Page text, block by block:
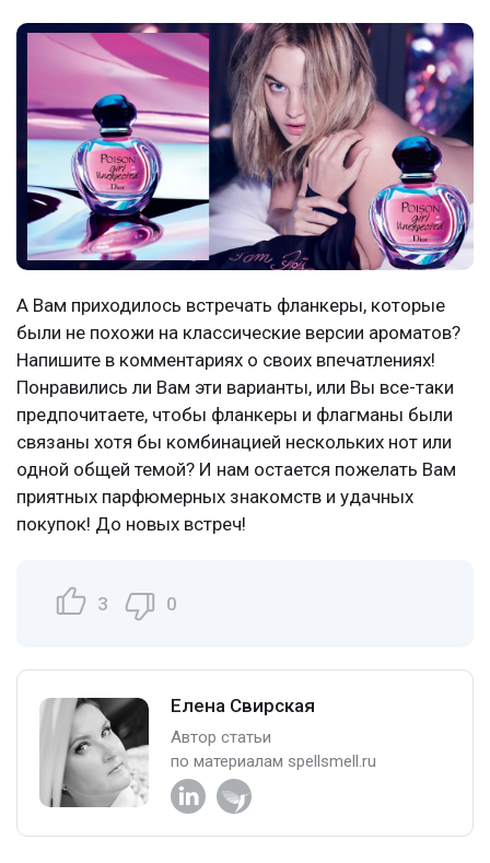
А Вам приходилось встречать фланкеры, которые
были не похожи на классические версии ароматов?
Напишите в комментариях о своих впечатлениях!
Понравились ли Вам эти варианты, или Вы все-таки
предпочитаете, чтобы фланкеры и флагманы были
связаны хотя бы комбинацией нескольких нот или
одной общей темой? И нам остается пожелать Вам
приятных парфюмерных знакомств и удачных
покупок! До новых встреч!
3 0
Елена Свирская
Автор статьи
по материалам spellsmell.ru